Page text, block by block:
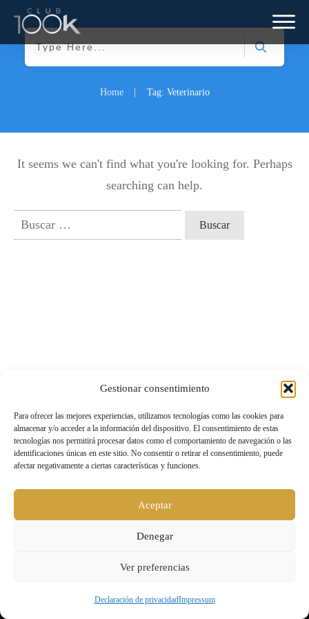
Gestionar consentimiento
Para ofrecer las mejores experiencias, utilizamos tecnologías como las cookies para
almacenar y/o acceder a la información del dispositivo. El consentimiento de estas
tecnologías nos permitirá procesar datos como el comportamiento de navegación o las
identificaciones únicas en este sitio. No consentir o retirar el consentimiento, puede
afectar negativamente a ciertas características y funciones.
Aceptar
Denegar
Ver preferencias
Declaración de privacidadImpressum
Home Tag: Veterinario
It seems we can't find what you're looking for. Perhaps
searching can help.
Buscar:
Aviso legal y política de privacidad